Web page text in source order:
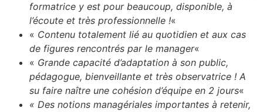
formatrice y est pour beaucoup, disponible, à
l’écoute et très professionnelle !«
« Contenu totalement lié au quotidien et aux cas
de figures rencontrés par le manager«
« Grande capacité d’adaptation à son public,
pédagogue, bienveillante et très observatrice ! A
su faire naître une cohésion d’équipe en 2 jours«
« Des notions managériales importantes à retenir,